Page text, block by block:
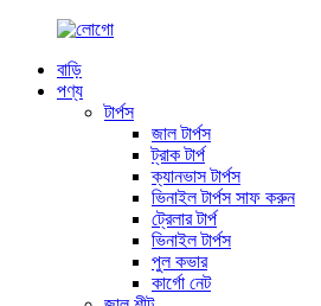
বাড়ি
পণ্য
টার্পস
জাল টার্পস
ট্রাক টার্প
ক্যানভাস টার্পস
ভিনাইল টার্পস সাফ করুন
ট্রেলার টার্প
ভিনাইল টার্পস
পুল কভার
কার্গো নেট